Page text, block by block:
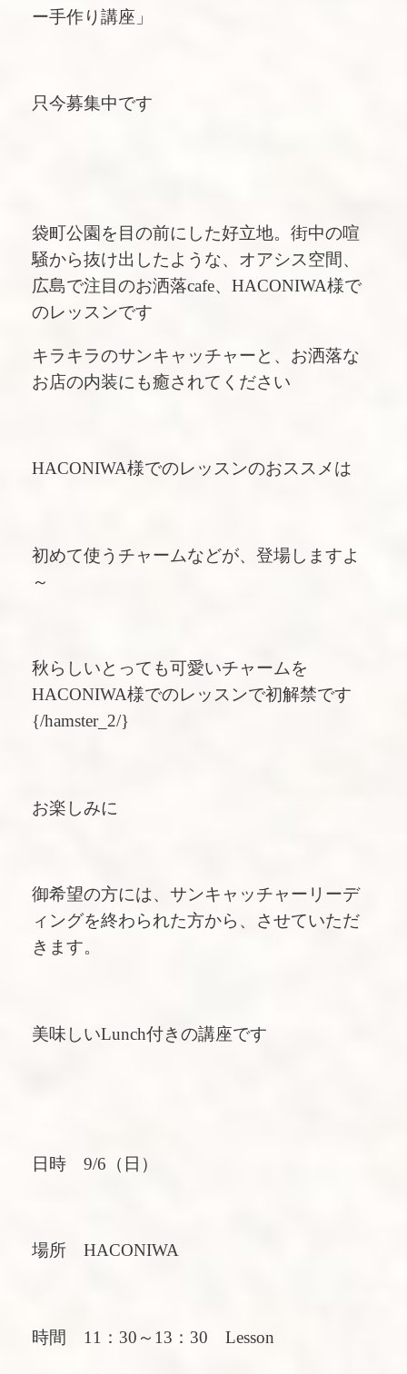
ー手作り講座」
只今募集中です
袋町公園を目の前にした好立地。街中の喧
騒から抜け出したような、オアシス空間、
広島で注目のお洒落cafe、HACONIWA様で
のレッスンです
キラキラのサンキャッチャーと、お洒落な
お店の内装にも癒されてください
HACONIWA様でのレッスンのおススメは
初めて使うチャームなどが、登場しますよ
～
秋らしいとっても可愛いチャームを
HACONIWA様でのレッスンで初解禁です
{/hamster_2/}
お楽しみに
御希望の方には、サンキャッチャーリーデ
ィングを終わられた方から、させていただ
きます。
美味しいLunch付きの講座です
日時 9/6（日）
場所 HACONIWA
時間 11：30～13：30 Lesson